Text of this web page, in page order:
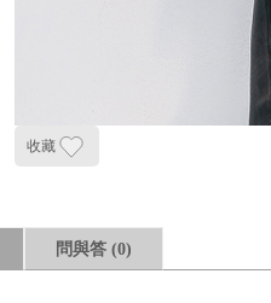
收藏
問與答 (0)